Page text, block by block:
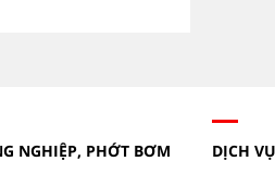
NGHIỆP, PHỚT BƠM
DỊCH